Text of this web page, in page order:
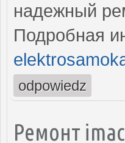
надежный
Подробная
odpowiedz
Ремонт imac